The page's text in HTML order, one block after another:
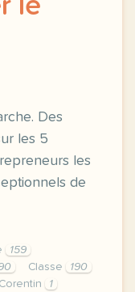
le
Des
les 5
les
de
159
Classe
190
Corentin
1